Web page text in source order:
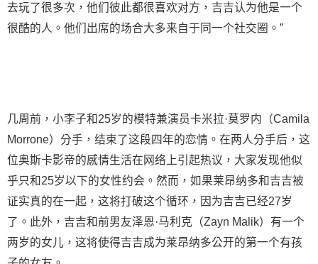
去玩了很多次，他们彼此都很喜欢对方，吉吉认为他是一个
很酷的人。他们出席的场合大多来自于同一个社交圈。”
几周前，小李子和25岁的模特兼演员卡米拉·莫罗内（Camila
Morrone）分手，结束了这段四年的恋情。在两人分手后，这
位奥斯卡影帝的感情生活在网络上引起热议，大家发现他似
乎只和25岁以下的女性约会。然而，如果莱昂纳多和吉吉被
证实真的在一起，这将打破这个循环，因为吉吉已经27岁
了。此外，吉吉和前男友泽恩·马利克（Zayn Malik）有一个
两岁的女儿，这将使得吉吉成为莱昂纳多公开的第一个有孩